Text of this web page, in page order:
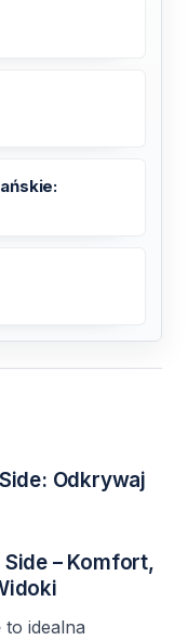
Odkrywaj
– Komfort,
to idealna